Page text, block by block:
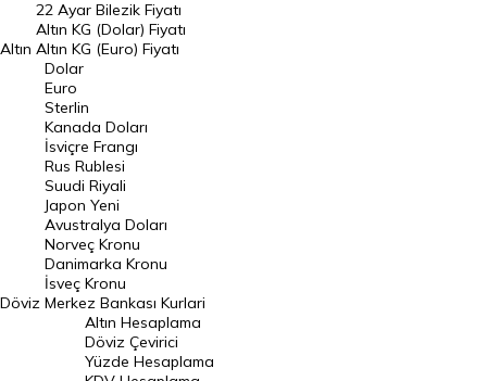
Dolar Kuru
Euro Kuru
Pound Kuru
Frank Kuru
Riyal Kuru
Avustralya Doları
Danimarka Kronu Kuru
Kanada Doları Kuru
Norveç Kronu Kuru
İsveç Kronu Kuru
Japon Yeni Kuru
Altın
22 Ayar Bilezik Fiyatı
Altın KG (Dolar) Fiyatı
Altın KG (Euro) Fiyatı
Döviz
Dolar
Euro
Sterlin
Kanada Doları
İsviçre Frangı
Rus Rublesi
Suudi Riyali
Japon Yeni
Avustralya Doları
Norveç Kronu
Danimarka Kronu
İsveç Kronu
Merkez Bankası Kurlari
Altın Hesaplama
Döviz Çevirici
Yüzde Hesaplama